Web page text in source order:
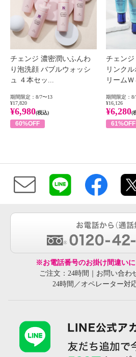
チェンジ 濃密潤いふんわ
り泡洗顔 バブルウォッシ
ュ ４本セッ...
期間限定：8/7〜13
¥17,820
¥6,980(税込)
60%OFF
チェンジ
リンク
リーム
期間限定：8/
¥16,126
¥6,280(
61%OFF
※お電話番号のお掛け間違いに
ご注文：24時間｜お問い合わ
24時間／オペレーター対